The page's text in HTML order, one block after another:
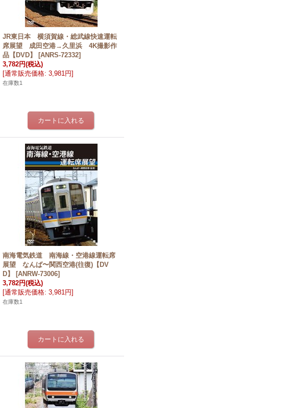
JR東日本 横須賀線・総武線快速運転
席展望 成田空港→久里浜 4K撮影作
品【DVD】
[ANRS-72332]
3,782円(税込)
[通常販売価格: 3,981円]
在庫数1
南海電気鉄道 南海線・空港線運転席
展望 なんば〜関西空港(往復)【DV
D】
[ANRW-73006]
3,782円(税込)
[通常販売価格: 3,981円]
在庫数1